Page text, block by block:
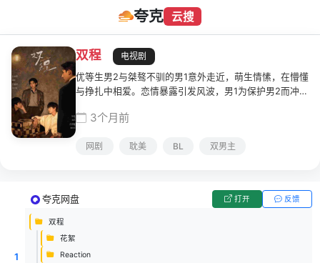
夸克 云搜
双程
电视剧
优等生男2与桀骜不驯的男1意外走近，萌生情愫，在懵懂
与挣扎中相爱。恋情暴露引发风波，男1为保护男2而冲动
联。3个月前
网剧 耽美 BL 双男主
1
夸克网盘 打开 反馈
双程
花絮
Reaction